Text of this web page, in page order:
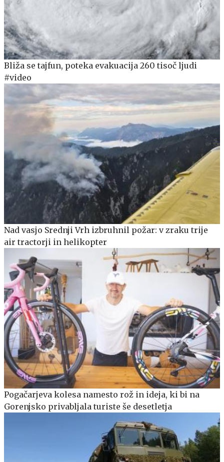
Bliža se tajfun, poteka evakuacija 260 tisoč ljudi
#video
Nad vasjo Srednji Vrh izbruhnil požar: v zraku trije
air tractorji in helikopter
Pogačarjeva kolesa namesto rož in ideja, ki bi na
Gorenjsko privabljala turiste še desetletja